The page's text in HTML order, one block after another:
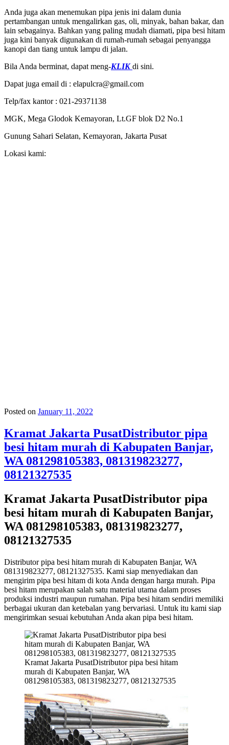
Anda juga akan menemukan pipa jenis ini dalam dunia
pertambangan untuk mengalirkan gas, oli, minyak, bahan bakar, dan
lain sebagainya. Bahkan yang paling mudah diamati, pipa besi hitam
juga kini banyak digunakan di rumah-rumah sebagai penyangga
kanopi dan tiang untuk lampu di jalan.
Bila Anda berminat, dapat meng-KLIK di sini.
Dapat juga email di : elapulcra@gmail.com
Telp/fax kantor : 021-29371138
MGK, Mega Glodok Kemayoran, Lt.GF blok D2 No.1
Gunung Sahari Selatan, Kemayoran, Jakarta Pusat
Lokasi kami:
Posted on January 11, 2022
Kramat Jakarta PusatDistributor pipa
besi hitam murah di Kabupaten Banjar,
WA 081298105383, 081319823277,
08121327535
Kramat Jakarta PusatDistributor pipa
besi hitam murah di Kabupaten Banjar,
WA 081298105383, 081319823277,
08121327535
Distributor pipa besi hitam murah di Kabupaten Banjar, WA
081319823277, 08121327535. Kami siap menyediakan dan
mengirim pipa besi hitam di kota Anda dengan harga murah. Pipa
besi hitam merupakan salah satu material utama dalam proses
produksi industri maupun rumahan. Pipa besi hitam sendiri memiliki
berbagai ukuran dan ketebalan yang bervariasi. Untuk itu kami siap
mengirimkan sesuai kebutuhan Anda akan pipa besi hitam.
Kramat Jakarta PusatDistributor pipa besi hitam
murah di Kabupaten Banjar, WA
081298105383, 081319823277, 08121327535